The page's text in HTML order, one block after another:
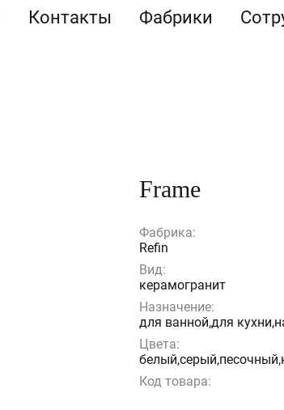
Контакты Фабрики
Frame
Фабрика:
Refin
Вид:
керамогранит
Назначение:
для ванной,для
Цвета:
Код товара: